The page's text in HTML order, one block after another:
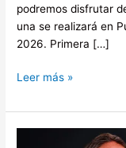
podremos disfrutar
una se realizará en
2026. Primera […]
Leer más »